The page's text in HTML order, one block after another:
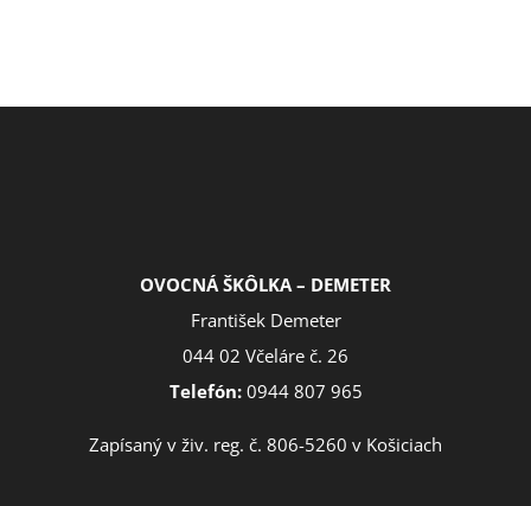
OVOCNÁ ŠKÔLKA – DEMETER
František Demeter
044 02 Včeláre č. 26
Telefón:0944 807 965
Zapísaný v živ. reg. č. 806-5260 v Košiciach